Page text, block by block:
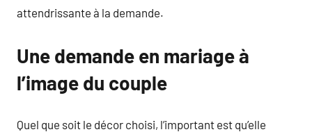
attendrissante à la demande.
Une demande en mariage à
l’image du couple
Quel que soit le décor choisi, l’important est qu’elle